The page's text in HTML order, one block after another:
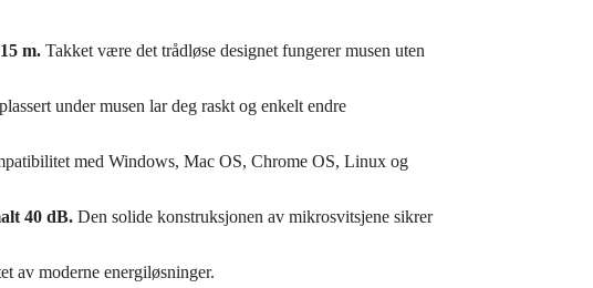
m.Takket være det trådløse designet fungerer musen uten
under musen lar deg raskt og enkelt endre
med Windows, Mac OS, Chrome OS, Linux og
40 dB.Den solide konstruksjonen av mikrosvitsjene sikrer
av moderne energiløsninger.